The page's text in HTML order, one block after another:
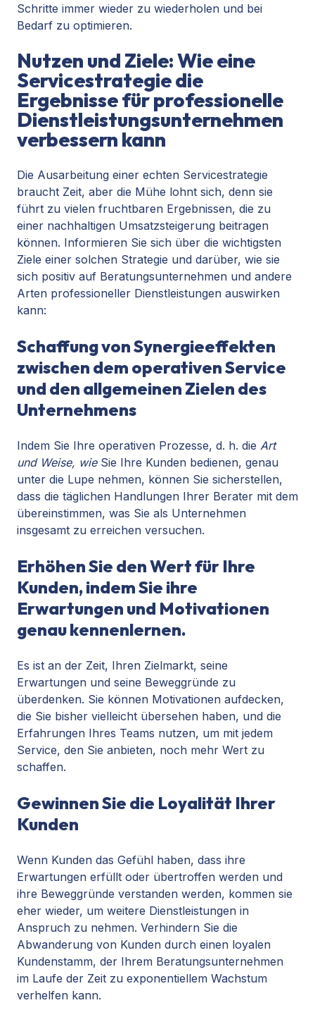
Schritte immer wieder zu wiederholen und bei
Bedarf zu optimieren.
Nutzen und Ziele: Wie eine
Servicestrategie die
Ergebnisse für professionelle
Dienstleistungsunternehmen
verbessern kann
Die Ausarbeitung einer echten Servicestrategie
braucht Zeit, aber die Mühe lohnt sich, denn sie
führt zu vielen fruchtbaren Ergebnissen, die zu
einer nachhaltigen Umsatzsteigerung beitragen
können. Informieren Sie sich über die wichtigsten
Ziele einer solchen Strategie und darüber, wie sie
sich positiv auf Beratungsunternehmen und andere
Arten professioneller Dienstleistungen auswirken
kann:
Schaffung von Synergieeffekten
zwischen dem operativen Service
und den allgemeinen Zielen des
Unternehmens
Indem Sie Ihre operativen Prozesse, d. h. die Art
und Weise, wieSie Ihre Kunden bedienen, genau
unter die Lupe nehmen, können Sie sicherstellen,
dass die täglichen Handlungen Ihrer Berater mit dem
übereinstimmen, was Sie als Unternehmen
insgesamt zu erreichen versuchen.
Erhöhen Sie den Wert für Ihre
Kunden, indem Sie ihre
Erwartungen und Motivationen
genau kennenlernen.
Es ist an der Zeit, Ihren Zielmarkt, seine
Erwartungen und seine Beweggründe zu
überdenken. Sie können Motivationen aufdecken,
die Sie bisher vielleicht übersehen haben, und die
Erfahrungen Ihres Teams nutzen, um mit jedem
Service, den Sie anbieten, noch mehr Wert zu
schaffen.
Gewinnen Sie die Loyalität Ihrer
Kunden
Wenn Kunden das Gefühl haben, dass ihre
Erwartungen erfüllt oder übertroffen werden und
ihre Beweggründe verstanden werden, kommen sie
eher wieder, um weitere Dienstleistungen in
Anspruch zu nehmen. Verhindern Sie die
Abwanderung von Kunden durch einen loyalen
Kundenstamm, der Ihrem Beratungsunternehmen
im Laufe der Zeit zu exponentiellem Wachstum
verhelfen kann.